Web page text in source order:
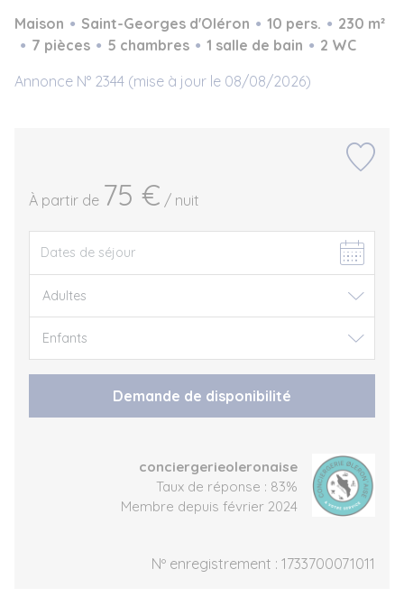
Maison Saint-Georges d'Oléron 10 pers.
230 m²
7 pièces
5 chambres 1 salle de bain
2 WC
Annonce N° 2344 (mise à jour le 08/08/2026)
À partir de 75 € / nuit
Demande de disponibilité
conciergerieoleronaise
Taux de réponse : 83%
Membre depuis février 2024
Nº enregistrement : 1733700071011